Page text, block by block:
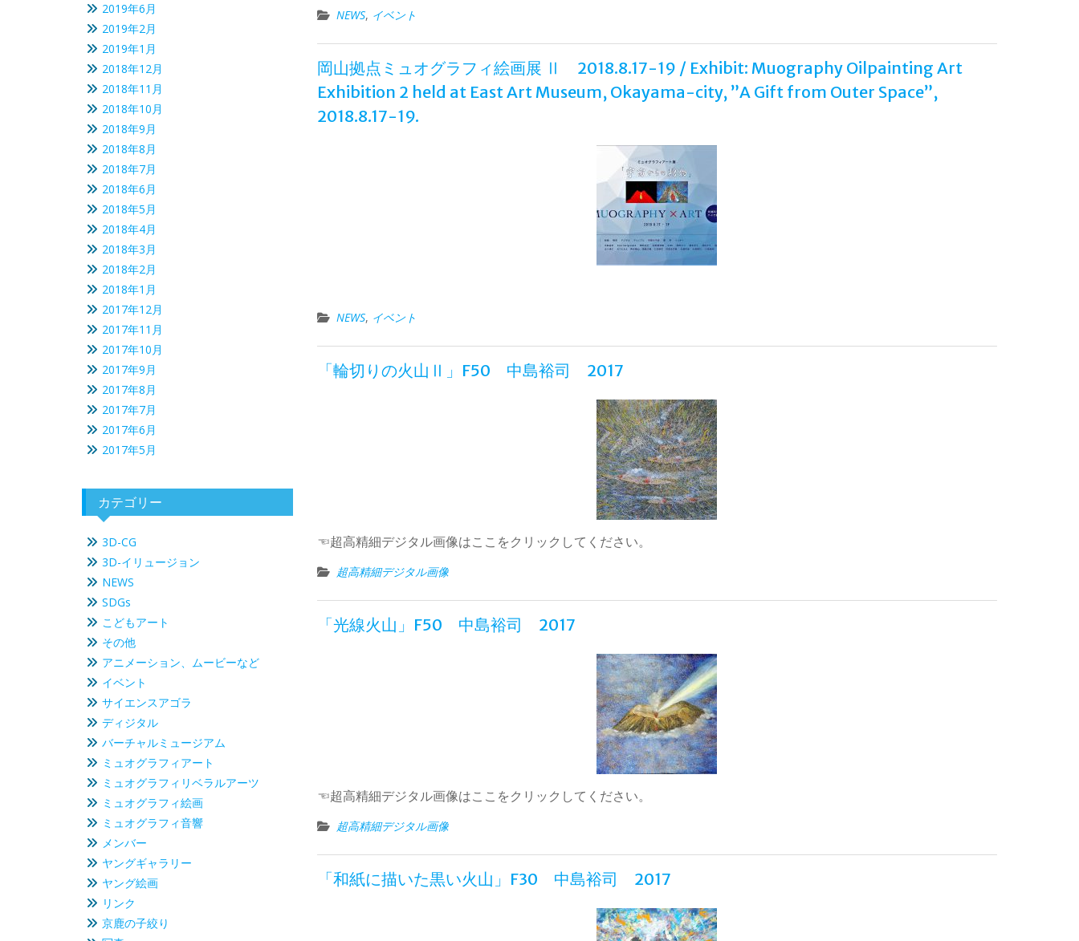
NEWS, イベント
岡山拠点ミュオグラフィ絵画展 Ⅱ 2018.8.17-19 / Exhibit: Muography Oilpainting Art
Exhibition 2 held at East Art Museum, Okayama-city, ”A Gift from Outer Space”,
2018.8.17-19.
NEWS, イベント
「輪切りの火山Ⅱ」F50 中島裕司 2017
☜超高精細デジタル画像はここをクリックしてください。
超高精細デジタル画像
「光線火山」F50 中島裕司 2017
☜超高精細デジタル画像はここをクリックしてください。
超高精細デジタル画像
「和紙に描いた黒い火山」F30 中島裕司 2017
2019年6月
2019年2月
2019年1月
2018年12月
2018年11月
2018年10月
2018年9月
2018年8月
2018年7月
2018年6月
2018年5月
2018年4月
2018年3月
2018年2月
2018年1月
2017年12月
2017年11月
2017年10月
2017年9月
2017年8月
2017年7月
2017年6月
2017年5月
カテゴリー
3D-CG
3D-イリュージョン
NEWS
SDGs
こどもアート
その他
アニメーション、ムービーなど
イベント
サイエンスアゴラ
ディジタル
バーチャルミュージアム
ミュオグラフィアート
ミュオグラフィリベラルアーツ
ミュオグラフィ絵画
ミュオグラフィ音響
メンバー
ヤングギャラリー
ヤング絵画
リンク
京鹿の子絞り